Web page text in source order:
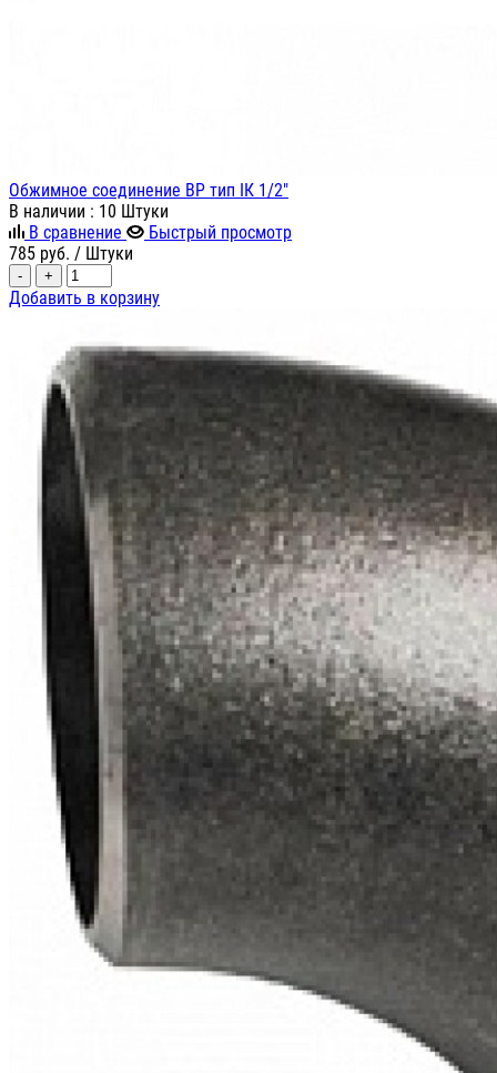
Обжимное соединение ВР тип IК 1/2"
В наличии : 10 Штуки
В сравнение
Быстрый просмотр
785 руб. / Штуки
- +
Добавить в корзину